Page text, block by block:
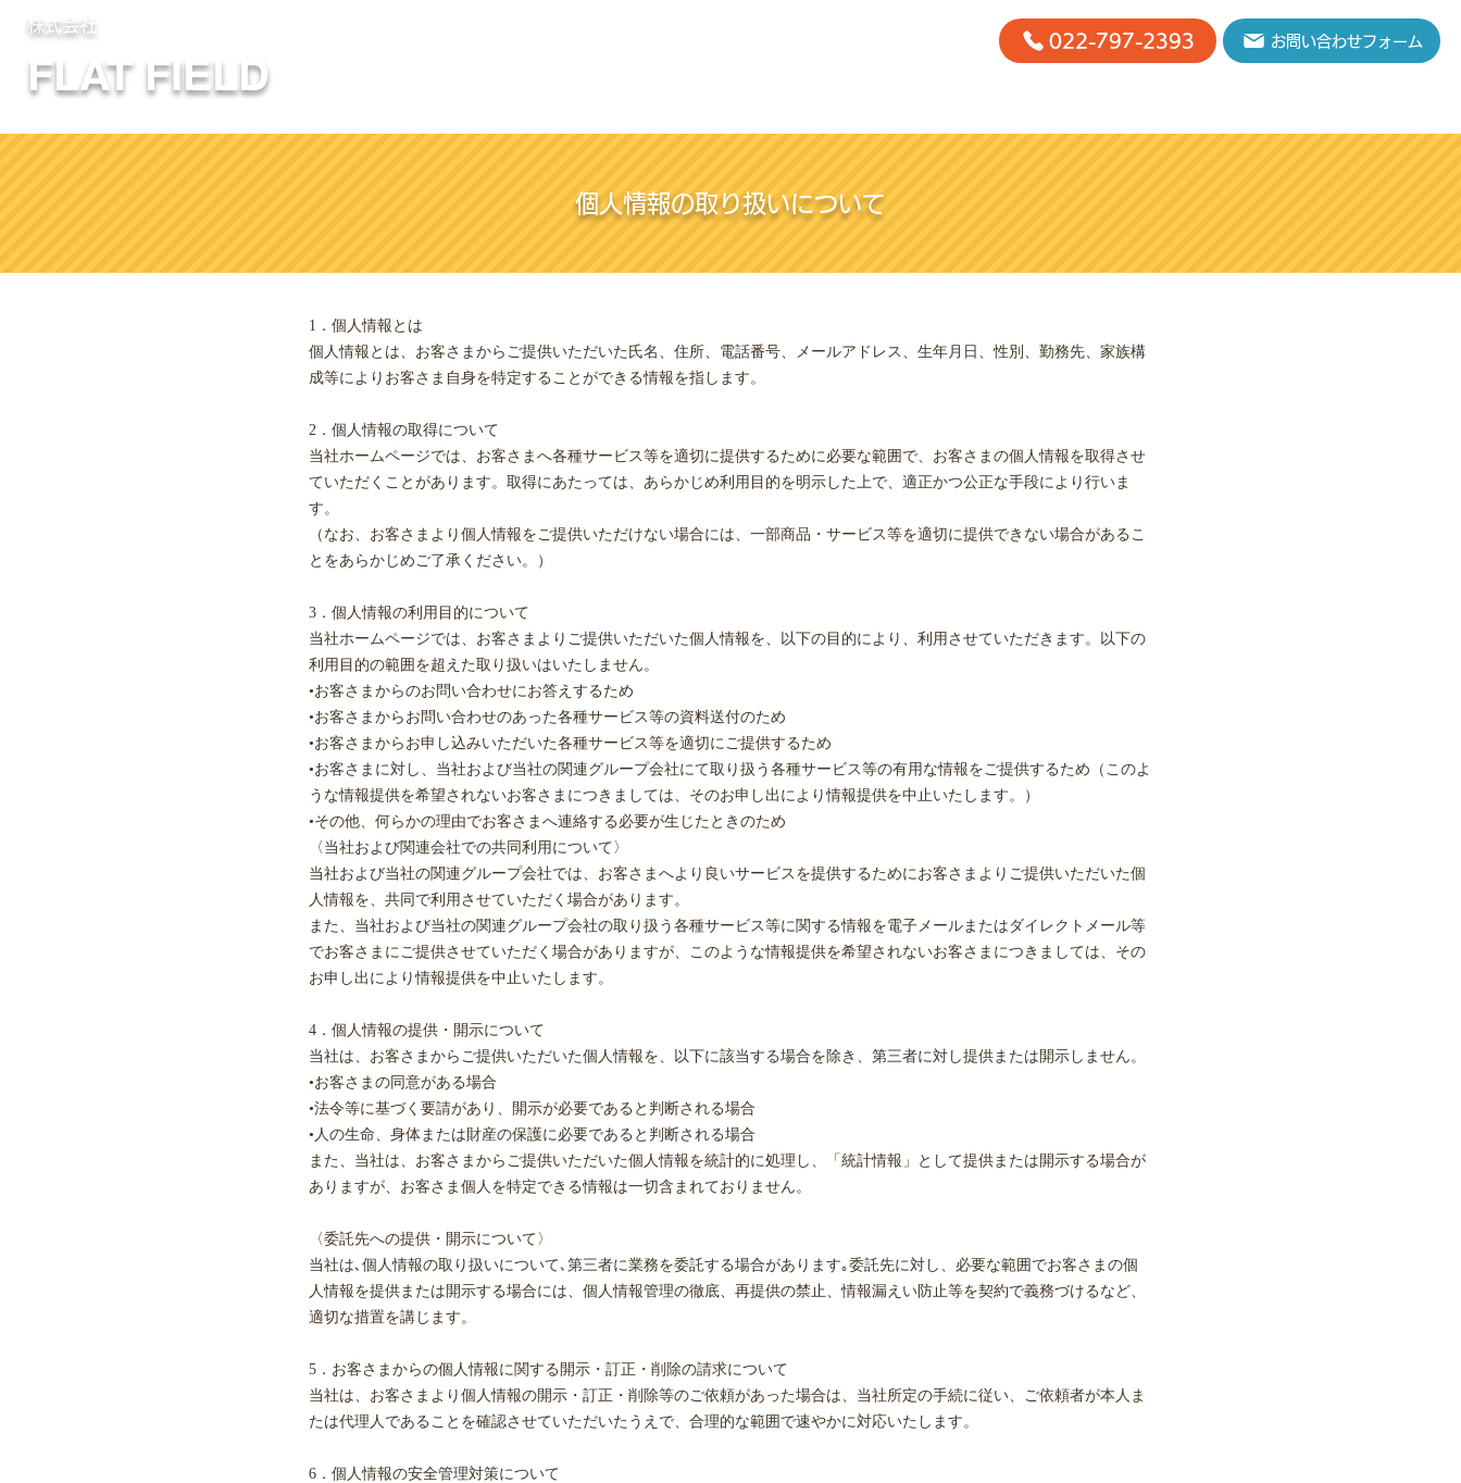
株式会社
FLAT FIELD
022-797-2393 お問い合わせフォーム
個人情報の取り扱いについて
1．個人情報とは
個人情報とは、お客さまからご提供いただいた氏名、住所、電話番号、メールアドレス、生年月日、性別、勤務先、家族構
成等によりお客さま自身を特定することができる情報を指します。
2．個人情報の取得について
当社ホームページでは、お客さまへ各種サービス等を適切に提供するために必要な範囲で、お客さまの個人情報を取得させ
ていただくことがあります。取得にあたっては、あらかじめ利用目的を明示した上で、適正かつ公正な手段により行いま
す。
（なお、お客さまより個人情報をご提供いただけない場合には、一部商品・サービス等を適切に提供できない場合があるこ
とをあらかじめご了承ください。）
3．個人情報の利用目的について
当社ホームページでは、お客さまよりご提供いただいた個人情報を、以下の目的により、利用させていただきます。以下の
利用目的の範囲を超えた取り扱いはいたしません。
•お客さまからのお問い合わせにお答えするため
•お客さまからお問い合わせのあった各種サービス等の資料送付のため
•お客さまからお申し込みいただいた各種サービス等を適切にご提供するため
•お客さまに対し、当社および当社の関連グループ会社にて取り扱う各種サービス等の有用な情報をご提供するため（このよ
うな情報提供を希望されないお客さまにつきましては、そのお申し出により情報提供を中止いたします。）
•その他、何らかの理由でお客さまへ連絡する必要が生じたときのため
〈当社および関連会社での共同利用について〉
当社および当社の関連グループ会社では、お客さまへより良いサービスを提供するためにお客さまよりご提供いただいた個
人情報を、共同で利用させていただく場合があります。
また、当社および当社の関連グループ会社の取り扱う各種サービス等に関する情報を電子メールまたはダイレクトメール等
でお客さまにご提供させていただく場合がありますが、このような情報提供を希望されないお客さまにつきましては、その
お申し出により情報提供を中止いたします。
4．個人情報の提供・開示について
当社は、お客さまからご提供いただいた個人情報を、以下に該当する場合を除き、第三者に対し提供または開示しません。
•お客さまの同意がある場合
•法令等に基づく要請があり、開示が必要であると判断される場合
•人の生命、身体または財産の保護に必要であると判断される場合
また、当社は、お客さまからご提供いただいた個人情報を統計的に処理し、「統計情報」として提供または開示する場合が
ありますが、お客さま個人を特定できる情報は一切含まれておりません。
〈委託先への提供・開示について〉
当社は､個人情報の取り扱いについて､第三者に業務を委託する場合があります｡委託先に対し、必要な範囲でお客さまの個
人情報を提供または開示する場合には、個人情報管理の徹底、再提供の禁止、情報漏えい防止等を契約で義務づけるなど、
適切な措置を講じます。
5．お客さまからの個人情報に関する開示・訂正・削除の請求について
当社は、お客さまより個人情報の開示・訂正・削除等のご依頼があった場合は、当社所定の手続に従い、ご依頼者が本人ま
たは代理人であることを確認させていただいたうえで、合理的な範囲で速やかに対応いたします。
6．個人情報の安全管理対策について